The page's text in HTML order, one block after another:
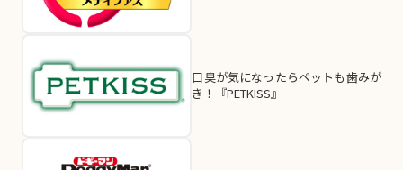
口臭が気になったらペットも歯みが
き！『PETKISS』